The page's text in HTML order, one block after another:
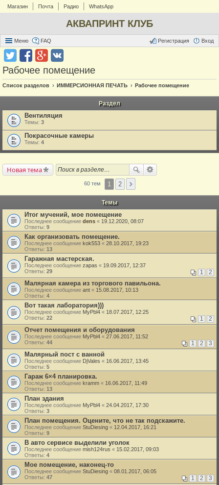
Магазин Почта Радио WhatsApp
АКВАПРИНТ КЛУБ
Меню FAQ Вход
Регистрация
Рабочее помещение
Список разделов ИММЕРСИОННАЯ ПЕЧАТЬ Рабочее помещение
Раздел
Вентиляция
Темы: 3
Покрасочные камеры
Темы: 4
Новая тема
60 тем 1 2
Темы
Итог мучений, мое помещение
Последнее сообщение dens « 19.12.2020, 08:07
Ответы: 9
Как организовать помещение.
Последнее сообщение kok553 « 28.10.2017, 19:23
Ответы: 13
Гаражная мастерская.
Последнее сообщение zapas « 19.09.2017, 12:37
Ответы: 29 1 2
Малярная камера из торгового павильона.
Последнее сообщение ant « 15.08.2017, 10:13
Ответы: 4
Вот такая лаборатория)))
Последнее сообщение MyPbl4 « 18.07.2017, 12:25
Ответы: 22 1 2
Отчет помещения и оборудования
Последнее сообщение MyPbl4 « 27.06.2017, 11:52
Ответы: 44 1 2 3
Малярный пост с ванной
Последнее сообщение DjVales « 16.06.2017, 13:45
Ответы: 5
Гараж 6×4 планировка.
Последнее сообщение kramm « 16.06.2017, 11:49
Ответы: 13
План здания
Последнее сообщение MyPbl4 « 24.04.2017, 17:30
Ответы: 3
План помещения. Оцените, что не так подскажите.
Последнее сообщение StuDiesing « 12.04.2017, 16:21
Ответы: 9
В авто сервисе выделили уголок
Последнее сообщение mish124rus « 15.02.2017, 09:03
Ответы: 4
Мое помещение, наконец-то
Последнее сообщение StuDiesing « 08.01.2017, 06:05
Ответы: 47 1 2 3